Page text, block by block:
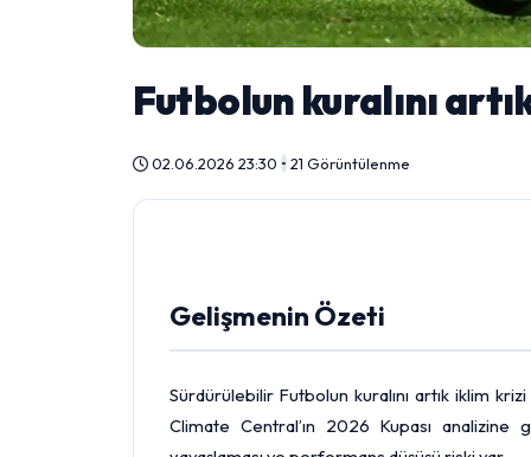
Futbolun kuralını
02.06.2026 23:30 • 21 Görüntülenme
Gelişmenin Özeti
Sürdürülebilir Futbolun kuralını artık iklim
Climate Central’ın 2026 Kupası analizine